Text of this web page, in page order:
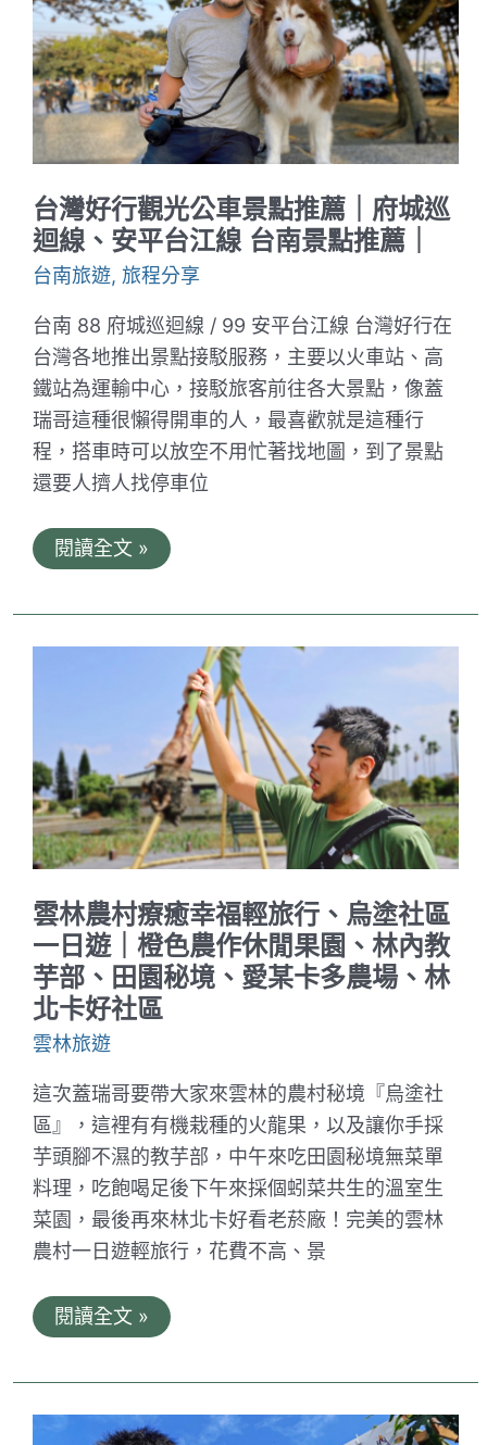
線
觀
光
公
車
景
推
｜
蝸
牛
巷、
林
百
貨、
臺
文
館、
神
農
街、
肥
咖
台灣好行觀光公車景點推薦｜府城巡
迴線、安平台江線 台南景點推薦｜
台南旅遊, 旅程分享
台南 88 府城巡迴線 / 99 安平台江線 台灣好行在
台灣各地推出景點接駁服務，主要以火車站、高
鐵站為運輸中心，接駁旅客前往各大景點，像蓋
瑞哥這種很懶得開車的人，最喜歡就是這種行
程，搭車時可以放空不用忙著找地圖，到了景點
還要人擠人找停車位
台
灣
光
推
薦
｜
府
城
巡
迴
安
平
台
江
線
台
南
景
點
薦
閱讀全文 »
雲林農村療癒幸福輕旅行、烏塗社區
一日遊｜橙色農作休閒果園、林內教
芋部、田園秘境、愛某卡多農場、林
北卡好社區
雲林旅遊
這次蓋瑞哥要帶大家來雲林的農村秘境『烏塗社
區』，這裡有有機栽種的火龍果，以及讓你手採
芋頭腳不濕的教芋部，中午來吃田園秘境無菜單
料理，吃飽喝足後下午來採個蚓菜共生的溫室生
菜園，最後再來林北卡好看老菸廠！完美的雲林
農村一日遊輕旅行，花費不高、景
雲
林
癒
幸
閱讀全文 »